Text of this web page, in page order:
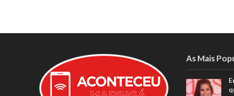
As Mais